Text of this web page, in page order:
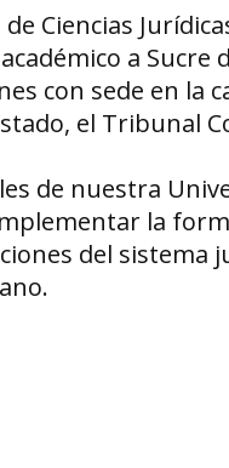
Ciencias
a Sucre
con sede en la
el Tribunal
de nuestra
la
del sistema